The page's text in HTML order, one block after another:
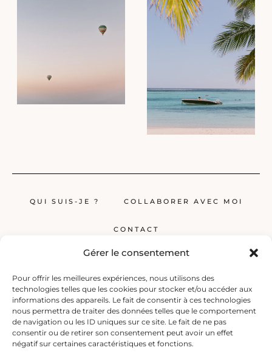
Gérer le consentement
Pour offrir les meilleures expériences, nous utilisons des
technologies telles que les cookies pour stocker et/ou accéder aux
informations des appareils. Le fait de consentir à ces technologies
nous permettra de traiter des données telles que le comportement
de navigation ou les ID uniques sur ce site. Le fait de ne pas
consentir ou de retirer son consentement peut avoir un effet
négatif sur certaines caractéristiques et fonctions.
QUI SUIS-JE ? COLLABORER AVEC MOI
CONTACT
Globerêveur, le blog pour les passionnés de voyage, propose des récits
inspirants, des guides et des conseils pratiques pour planifier vos
prochaines escapades, qu’elles soient lointaines ou à deux pas de chez